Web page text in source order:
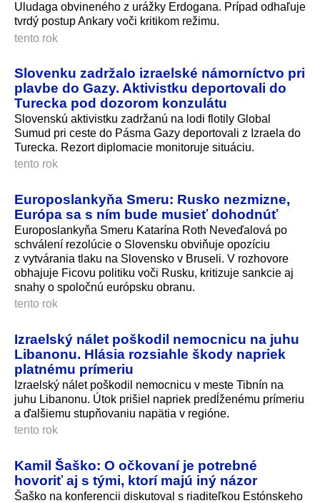
Uludaga obvineného z urážky Erdogana. Prípad odhaľuje
tvrdý postup Ankary voči kritikom režimu.
tento rok
Slovenku zadržalo izraelské námorníctvo pri
plavbe do Gazy. Aktivistku deportovali do
Turecka pod dozorom konzulátu
Slovenskú aktivistku zadržanú na lodi flotily Global
Sumud pri ceste do Pásma Gazy deportovali z Izraela do
Turecka. Rezort diplomacie monitoruje situáciu.
tento rok
Europoslankyňa Smeru: Rusko nezmizne,
Európa sa s ním bude musieť dohodnúť
Europoslankyňa Smeru Katarína Roth Neveďalová po
schválení rezolúcie o Slovensku obviňuje opozíciu
z vytvárania tlaku na Slovensko v Bruseli. V rozhovore
obhajuje Ficovu politiku voči Rusku, kritizuje sankcie aj
snahy o spoločnú európsku obranu.
tento rok
Izraelský nálet poškodil nemocnicu na juhu
Libanonu. Hlásia rozsiahle škody napriek
platnému prímeriu
Izraelský nálet poškodil nemocnicu v meste Tibnín na
juhu Libanonu. Útok prišiel napriek predĺženému prímeriu
a ďalšiemu stupňovaniu napätia v regióne.
tento rok
Kamil Šaško: O očkovaní je potrebné
hovoriť aj s tými, ktorí majú iný názor
Šaško na konferencii diskutoval s riaditeľkou Estónskeho